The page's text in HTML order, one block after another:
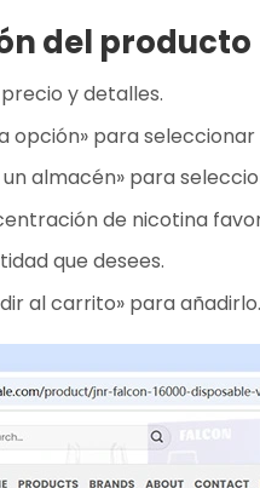
del producto
y detalles.
opción» para
un almacén» para
de nicotina
que desees.
al carrito» para añadirlo.